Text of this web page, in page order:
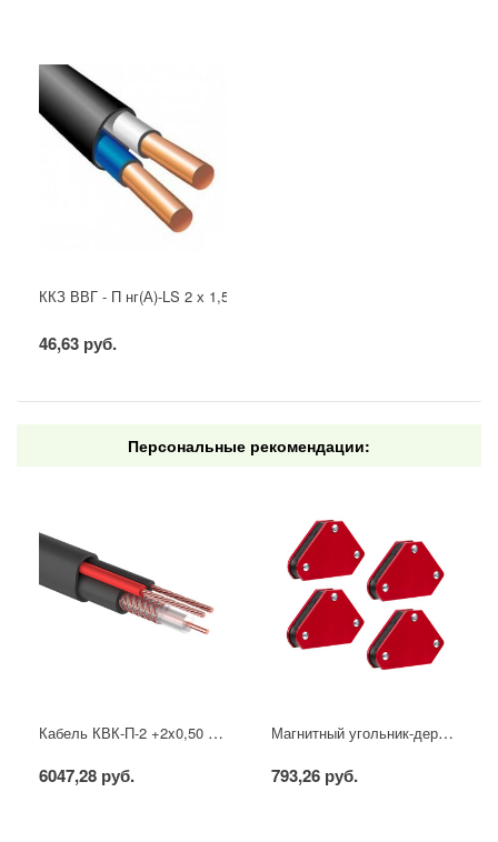
ККЗ ВВГ - П нг(А)-LS 2 х 1,5 ГОСТ
46,63 руб.
Персональные рекомендации:
Кабель КВК-П-2 +2x0,50 мм² (Cu/CCA) (96) черный, 200 м, PROconnect
6047,28 руб.
Магнитный угольник-держатель для сварки набор 4 шт. на 4 кг REXANT
793,26 руб.